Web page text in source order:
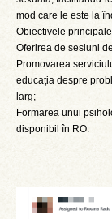
mod care le este la
Obiectivele
Oferirea de sesiuni
Promovarea
educația despre
larg;
Formarea unui
disponibil în RO.